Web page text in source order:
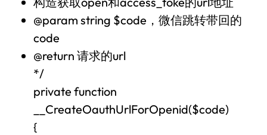
@param string $code，微信跳转带回的
code
@return 请求的url
*/
private function
__CreateOauthUrlForOpenid($code)
{